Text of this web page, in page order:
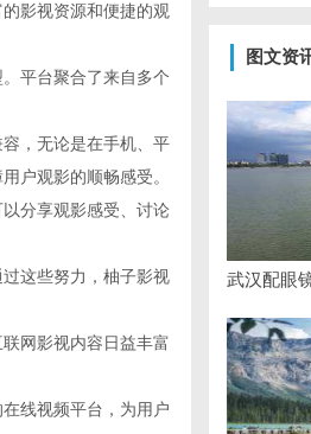
影视资源和便捷的观
平台聚合了来自多个
，无论是在手机、平
户观影的顺畅感受。
分享观影感受、讨论
这些努力，柚子影视
网影视内容日益丰富
线视频平台，为用户
图文资
武汉配眼